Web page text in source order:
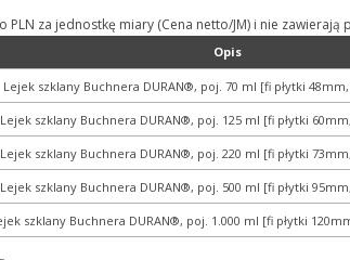
PLN za jednostkę miary (Cena netto/JM) i nie
Opis
Lejek szklany Buchnera DURAN®, poj. 70 ml [fi płytki
Lejek szklany Buchnera DURAN®, poj. 125 ml [fi płytki
Lejek szklany Buchnera DURAN®, poj. 220 ml [fi płytki
Lejek szklany Buchnera DURAN®, poj. 500 ml [fi płytki
szklany Buchnera DURAN®, poj. 1.000 ml [fi płytki